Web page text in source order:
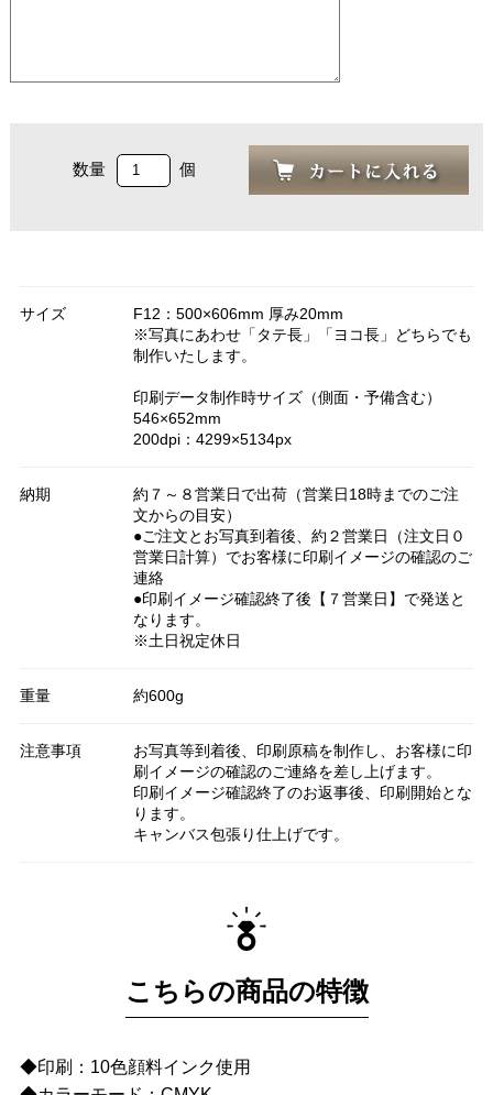
数量 個
サイズ
F12：500×606mm 厚み20mm
※写真にあわせ「タテ長」「ヨコ長」どちらでも
制作いたします。
印刷データ制作時サイズ（側面・予備含む）
546×652mm
200dpi：4299×5134px
納期
約７～８営業日で出荷（営業日18時までのご注
文からの目安）
●ご注文とお写真到着後、約２営業日（注文日０
営業日計算）でお客様に印刷イメージの確認のご
連絡
●印刷イメージ確認終了後【７営業日】で発送と
なります。
※土日祝定休日
重量 約600g
注意事項
お写真等到着後、印刷原稿を制作し、お客様に印
刷イメージの確認のご連絡を差し上げます。
印刷イメージ確認終了のお返事後、印刷開始とな
ります。
キャンバス包張り仕上げです。
こちらの商品の特徴
◆印刷：10色顔料インク使用